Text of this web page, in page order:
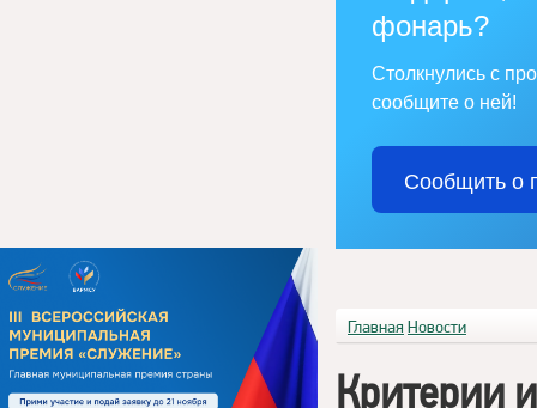
фонарь?
Столкнулись с
сообщите о ней!
Сообщить о
Главная Новости
Критерии